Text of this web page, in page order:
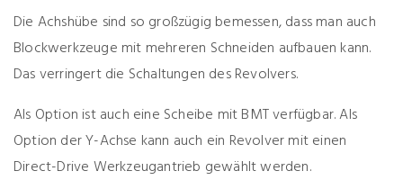
Die Achshübe sind so großzügig bemessen, dass man auch
Blockwerkzeuge mit mehreren Schneiden aufbauen kann.
Das verringert die Schaltungen des Revolvers.
Als Option ist auch eine Scheibe mit BMT verfügbar. Als
Option der Y-Achse kann auch ein Revolver mit einen
Direct-Drive Werkzeugantrieb gewählt werden.